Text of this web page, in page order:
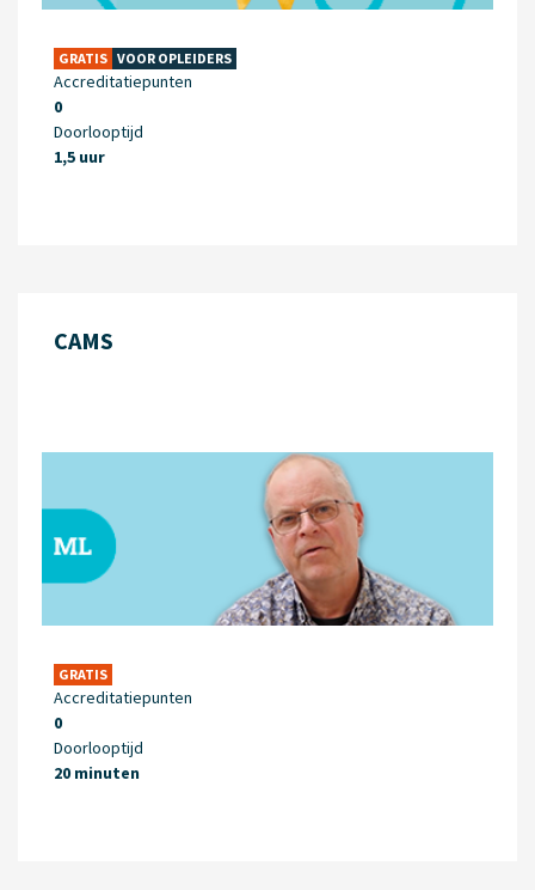
GRATIS VOOR OPLEIDERS
Accreditatiepunten
0
Doorlooptijd
1,5 uur
CAMS
GRATIS
Accreditatiepunten
0
Doorlooptijd
20 minuten